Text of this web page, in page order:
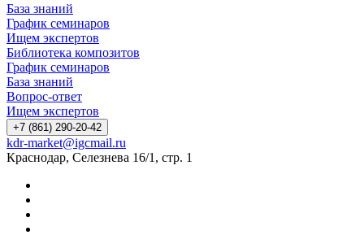
База знаний
График семинаров
Ищем экспертов
Библиотека композитов
График семинаров
База знаний
Вопрос-ответ
Ищем экспертов
+7 (861) 290-20-42
kdr-market@igcmail.ru
Краснодар, Селезнева 16/1, стр. 1